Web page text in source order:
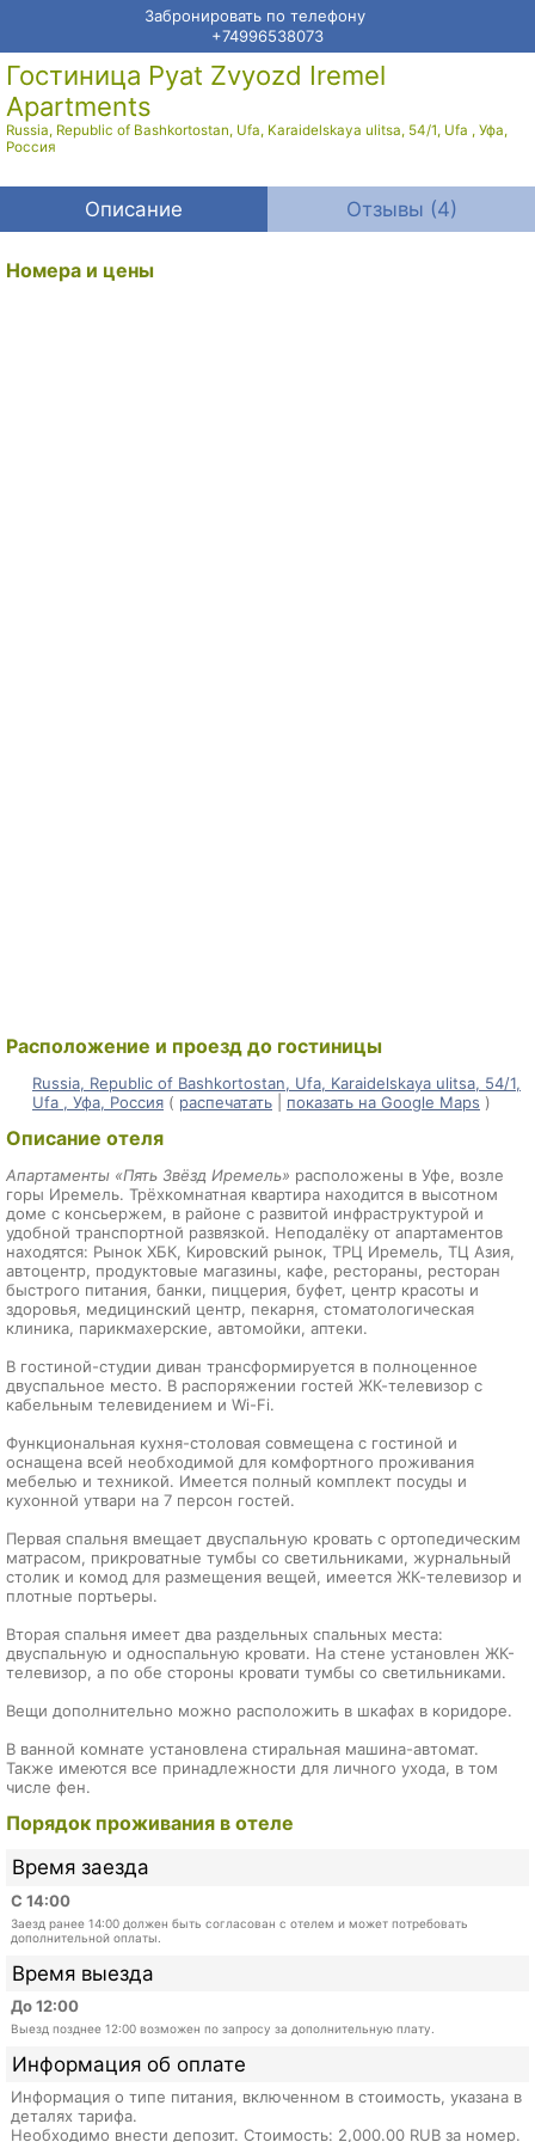
Забронировать по телефону
+74996538073
Гостиница Pyat Zvyozd Iremel
Apartments
Russia, Republic of Bashkortostan, Ufa, Karaidelskaya ulitsa, 54/1, Ufa , Уфа,
Россия
Описание Отзывы (4)
Номера и цены
Расположение и проезд до гостиницы
Russia, Republic of Bashkortostan, Ufa, Karaidelskaya ulitsa, 54/1,
Ufa , Уфа, Россия ( распечатать показать на Google Maps )
Описание отеля
Апартаменты «Пять Звёзд Иремель» расположены в Уфе, возле
горы Иремель. Трёхкомнатная квартира находится в высотном
доме с консьержем, в районе с развитой инфраструктурой и
удобной транспортной развязкой. Неподалёку от апартаментов
находятся: Рынок ХБК, Кировский рынок, ТРЦ Иремель, ТЦ Азия,
автоцентр, продуктовые магазины, кафе, рестораны, ресторан
быстрого питания, банки, пиццерия, буфет, центр красоты и
здоровья, медицинский центр, пекарня, стоматологическая
клиника, парикмахерские, автомойки, аптеки.
В гостиной-студии диван трансформируется в полноценное
двуспальное место. В распоряжении гостей ЖК-телевизор с
кабельным телевидением и Wi-Fi.
Функциональная кухня-столовая совмещена с гостиной и
оснащена всей необходимой для комфортного проживания
мебелью и техникой. Имеется полный комплект посуды и
кухонной утвари на 7 персон гостей.
Первая спальня вмещает двуспальную кровать с ортопедическим
матрасом, прикроватные тумбы со светильниками, журнальный
столик и комод для размещения вещей, имеется ЖК-телевизор и
плотные портьеры.
Вторая спальня имеет два раздельных спальных места:
двуспальную и односпальную кровати. На стене установлен ЖК-
телевизор, а по обе стороны кровати тумбы со светильниками.
Вещи дополнительно можно расположить в шкафах в коридоре.
В ванной комнате установлена стиральная машина-автомат.
Также имеются все принадлежности для личного ухода, в том
числе фен.
Порядок проживания в отеле
Время заезда
С 14:00
Заезд ранее 14:00 должен быть согласован с отелем и может потребовать
дополнительной оплаты.
Время выезда
До 12:00
Выезд позднее 12:00 возможен по запросу за дополнительную плату.
Информация об оплате
Информация о типе питания, включенном в стоимость, указана в
деталях тарифа.
Необходимо внести депозит. Стоимость: 2,000.00 RUB за номер.